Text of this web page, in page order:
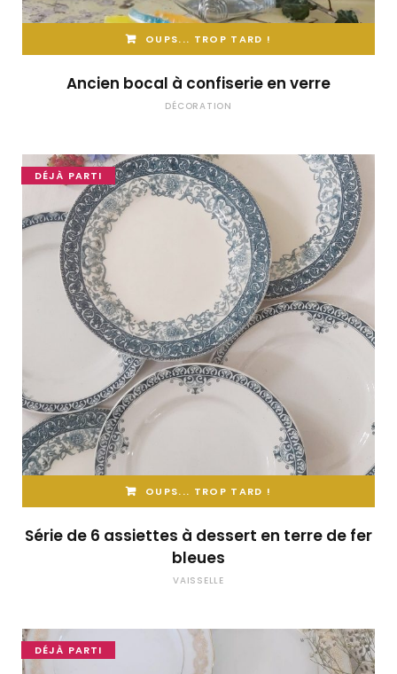
OUPS... TROP TARD !
Ancien bocal à confiserie en verre
DÉCORATION
DÉJÀ PARTI
OUPS... TROP TARD !
Série de 6 assiettes à dessert en terre de fer
bleues
VAISSELLE
DÉJÀ PARTI